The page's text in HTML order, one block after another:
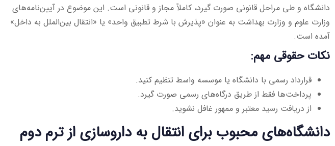
دانشگاه و طی مراحل قانونی صورت گیرد، کاملاً مجاز و قانونی است. این موضوع در آیین‌نامه‌های
وزارت علوم و وزارت بهداشت به عنوان «پذیرش با شرط تطبیق واحد» یا «انتقال بین‌الملل به داخل»
آمده است.
نکات حقوقی مهم:
قرارداد رسمی با دانشگاه یا موسسه واسط تنظیم کنید.
پرداخت‌ها فقط از طریق درگاه‌های رسمی صورت گیرد.
از دریافت رسید معتبر و ممهور غافل نشوید.
دانشگاه‌های محبوب برای انتقال به داروسازی از ترم دوم